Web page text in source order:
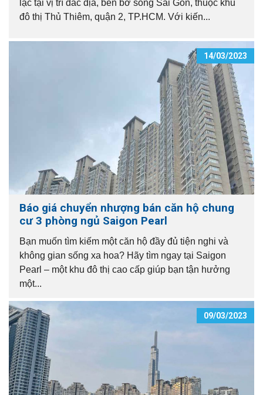
lạc tại vị trí đắc địa, bên bờ sông Sài Gòn, thuộc khu
đô thị Thủ Thiêm, quận 2, TP.HCM. Với kiến...
14/03/2023
Báo giá chuyển nhượng bán căn hộ chung
cư 3 phòng ngủ Saigon Pearl
Bạn muốn tìm kiếm một căn hộ đầy đủ tiện nghi và
không gian sống xa hoa? Hãy tìm ngay tại Saigon
Pearl – một khu đô thị cao cấp giúp bạn tận hưởng
một...
09/03/2023